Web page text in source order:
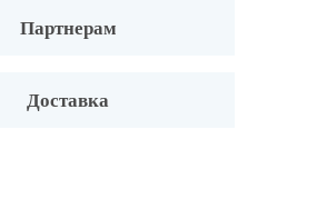
Партнерам
Доставка